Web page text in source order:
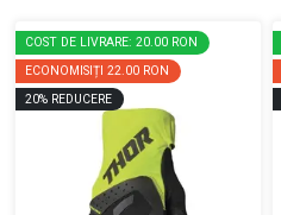
COST DE LIVRARE: 20.00 RON
ECONOMISIȚI 22.00 RON
20% REDUCERE